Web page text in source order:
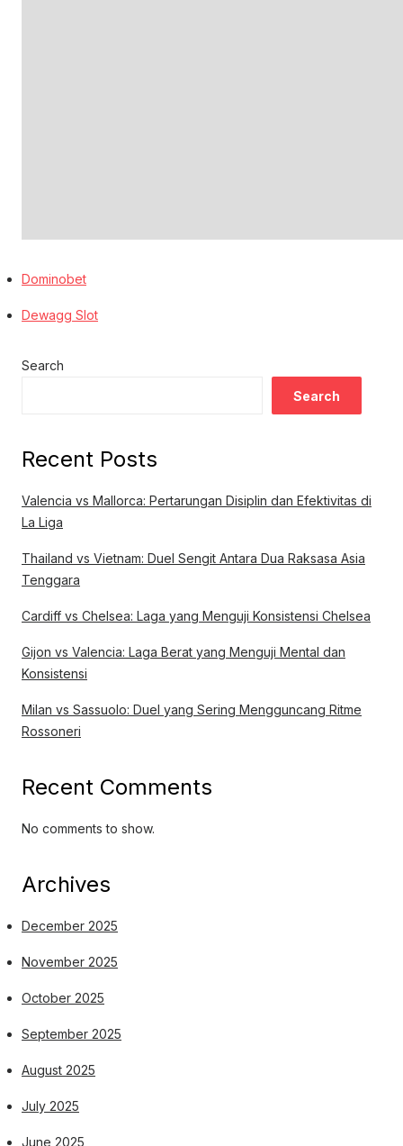
Dominobet
Dewagg Slot
Search
Search
Recent Posts
Valencia vs Mallorca: Pertarungan Disiplin dan Efektivitas di
La Liga
Thailand vs Vietnam: Duel Sengit Antara Dua Raksasa Asia
Tenggara
Cardiff vs Chelsea: Laga yang Menguji Konsistensi Chelsea
Gijon vs Valencia: Laga Berat yang Menguji Mental dan
Konsistensi
Milan vs Sassuolo: Duel yang Sering Mengguncang Ritme
Rossoneri
Recent Comments
No comments to show.
Archives
December 2025
November 2025
October 2025
September 2025
August 2025
July 2025
June 2025